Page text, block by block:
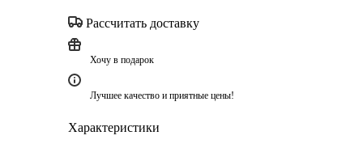
Рассчитать доставку
Хочу в подарок
Лучшее качество и приятные цены!
Характеристики